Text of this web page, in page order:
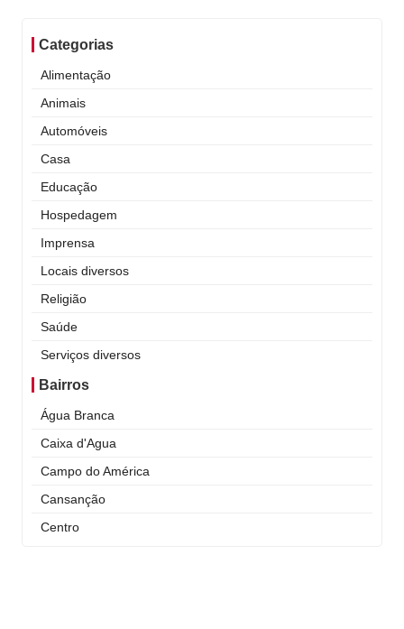
Categorias
Alimentação
Animais
Automóveis
Casa
Educação
Hospedagem
Imprensa
Locais diversos
Religião
Saúde
Serviços diversos
Bairros
Água Branca
Caixa d'Agua
Campo do América
Cansanção
Centro